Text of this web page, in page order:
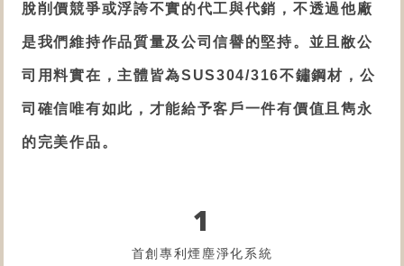
脫削價競爭或浮誇不實的代工與代銷，不透過他廠
是我們維持作品質量及公司信譽的堅持。並且敝公
司用料實在，主體皆為SUS304/316不鏽鋼材，公
司確信唯有如此，才能給予客戶一件有價值且雋永
的完美作品。
1
首創專利煙塵淨化系統